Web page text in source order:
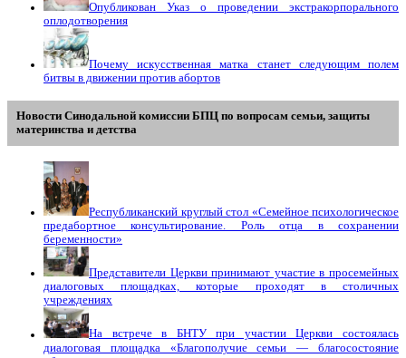
Опубликован Указ о проведении экстракорпорального
оплодотворения
Почему искусственная матка станет следующим полем
битвы в движении против абортов
Новости Синодальной комиссии БПЦ по вопросам семьи, защиты
материнства и детства
Республиканский круглый стол «Семейное психологическое
предабортное консультирование. Роль отца в сохранении
беременности»
Представители Церкви принимают участие в просемейных
диалоговых площадках, которые проходят в столичных
учреждениях
На встрече в БНТУ при участии Церкви состоялась
диалоговая площадка «Благополучие семьи — благосостояние